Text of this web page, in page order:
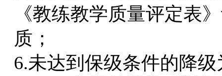
《教练教学质量评定表
质；
6.未达到保级条件的降